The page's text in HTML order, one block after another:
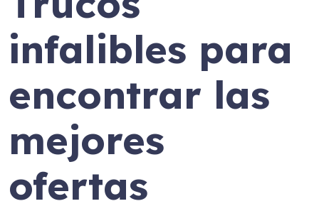
infalibles para
encontrar las
mejores
ofertas